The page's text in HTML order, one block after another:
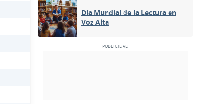
Día Mundial de la Lectura en
Voz Alta